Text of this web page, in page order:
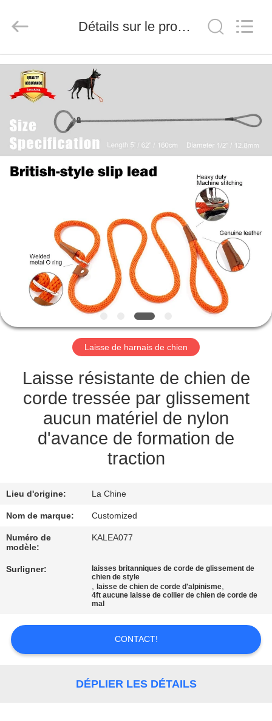
MAISON
PRODUITS
AU
SUJET
DE
VISITE
D'USINE
CONTRÔLE
DE
QUALITÉ
CONTACTEZ-
NOUS
DEMANDEZ
PLAN
DU
SITE
Rights
Reserved.
Détails sur le produit
Laisse de harnais de chien
Laisse résistante de chien de
corde tressée par glissement
aucun matériel de nylon
d'avance de formation de
traction
Lieu d'origine: La Chine
Nom de marque: Customized
Numéro de
modèle:
KALEA077
Surligner:
laisses britanniques de corde de glissement de
chien de style
, laisse de chien de corde d'alpinisme,
4ft aucune laisse de collier de chien de corde de
mal
CONTACT!
DÉPLIER LES DÉTAILS